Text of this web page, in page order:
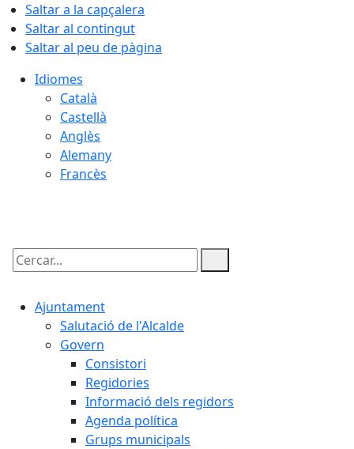
Saltar a la capçalera
Saltar al contingut
Saltar al peu de pàgina
Idiomes
Català
Castellà
Anglès
Alemany
Francès
Cercar:
Ajuntament
Salutació de l'Alcalde
Govern
Consistori
Regidories
Informació dels regidors
Agenda política
Grups municipals